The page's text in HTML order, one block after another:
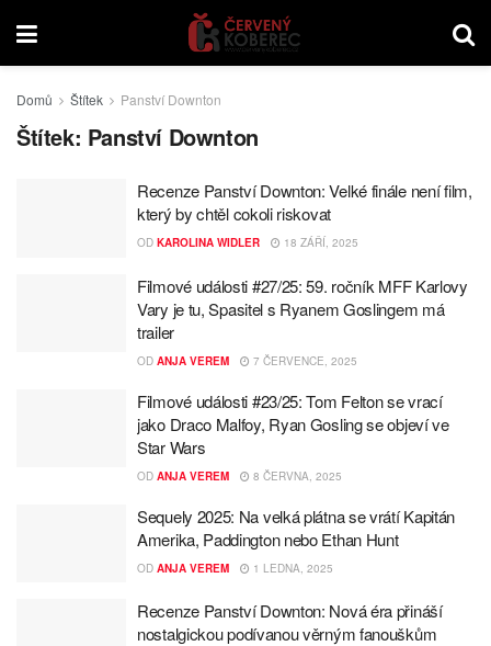
Domů Štítek Panství Downton
Štítek: Panství Downton
Recenze Panství Downton: Velké finále není film,
který by chtěl cokoli riskovat
OD KAROLINA WIDLER 18 ZÁŘÍ, 2025
Filmové události #27/25: 59. ročník MFF Karlovy
Vary je tu, Spasitel s Ryanem Goslingem má
trailer
OD ANJA VEREM 7 ČERVENCE, 2025
Filmové události #23/25: Tom Felton se vrací
jako Draco Malfoy, Ryan Gosling se objeví ve
Star Wars
OD ANJA VEREM 8 ČERVNA, 2025
Sequely 2025: Na velká plátna se vrátí Kapitán
Amerika, Paddington nebo Ethan Hunt
OD ANJA VEREM 1 LEDNA, 2025
Recenze Panství Downton: Nová éra přináší
nostalgickou podívanou věrným fanouškům